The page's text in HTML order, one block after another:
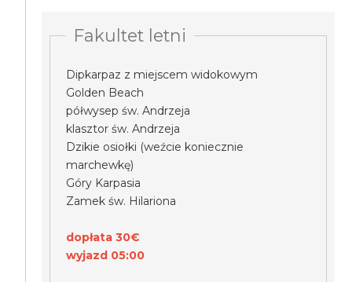
Fakultet letni
Dipkarpaz z miejscem widokowym
Golden Beach
półwysep św. Andrzeja
klasztor św. Andrzeja
Dzikie osiołki (weźcie koniecznie
marchewkę)
Góry Karpasia
Zamek św. Hilariona
dopłata 30€
wyjazd 05:00